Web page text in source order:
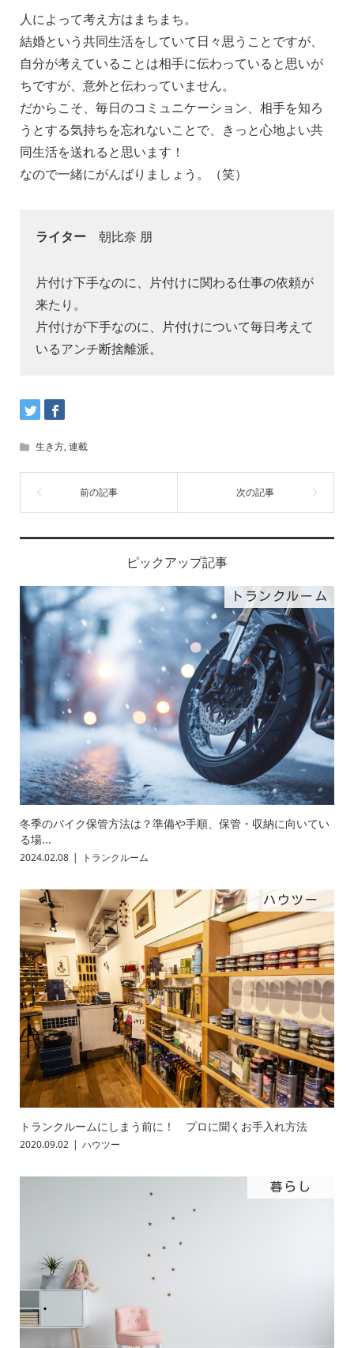
人によって考え方はまちまち。
結婚という共同生活をしていて日々思うことですが、
自分が考えていることは相手に伝わっていると思いが
ちですが、意外と伝わっていません。
だからこそ、毎日のコミュニケーション、相手を知ろ
うとする気持ちを忘れないことで、きっと心地よい共
同生活を送れると思います！
なので一緒にがんばりましょう。（笑）
ライター 朝比奈 朋
片付け下手なのに、片付けに関わる仕事の依頼が
来たり。
片付けが下手なのに、片付けについて毎日考えて
いるアンチ断捨離派。
生き方,連載
ピックアップ記事
トランクルーム
冬季のバイク保管方法は？準備や手順、保管・収納に向いてい
る場...
2024.02.08 トランクルーム
ハウツー
トランクルームにしまう前に！ プロに聞くお手入れ方法
2020.09.02 ハウツー
暮らし